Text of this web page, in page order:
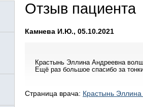
Отзыв пациента
Камнева И.Ю., 05.10.2021
Крастынь Эллина Андреевна
Ещё раз большое спасибо за
Страница врача: Крастынь